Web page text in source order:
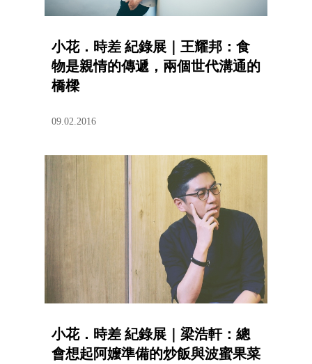
小花．時差 紀錄展｜王耀邦：食
物是親情的傳遞，兩個世代溝通的
橋樑
09.02.2016
小花．時差 紀錄展｜梁浩軒：總
會想起阿嬤準備的炒飯與波蜜果菜